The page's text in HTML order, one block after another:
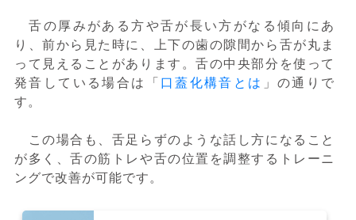
舌の厚みがある方や舌が長い方がなる傾向にあ
り、前から見た時に、上下の歯の隙間から舌が丸ま
って見えることがあります。舌の中央部分を使って
発音している場合は「 口蓋化構音とは 」の通りで
す。
この場合も、舌足らずのような話し方になること
が多く、舌の筋トレや舌の位置を調整するトレーニ
ングで改善が可能です。